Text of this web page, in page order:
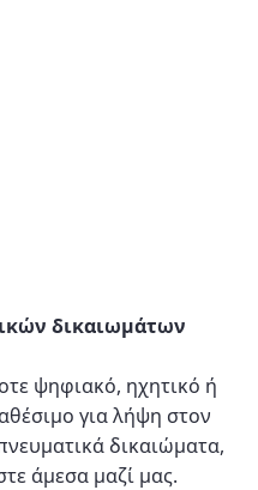
δικαιωμάτων
ψηφιακό, ηχητικό ή
για λήψη στον
δικαιώματα,
άμεσα μαζί μας.